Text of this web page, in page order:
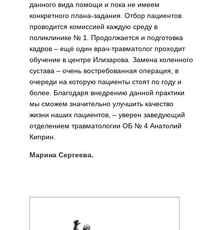
данного вида помо­щи и пока не имеем
конкретного плана-задания. Отбор пациентов
проводится комиссией каждую среду в
поликлинике № 1. Продол­жается и подготовка
кадров – ещё один врач-травматолог проходит
обучение в центре Илизарова. За­мена коленного
сустава – очень востребованная операция, в
очере­ди на которую пациенты стоят по году и
более. Благодаря внедрению данной практики
мы сможем значи­тельно улучшить качество
жизни наших пациентов, – уверен заведу­ющий
отделением травматологии ОБ № 4 Анатолий
Киприн.
Марина Сергеева.